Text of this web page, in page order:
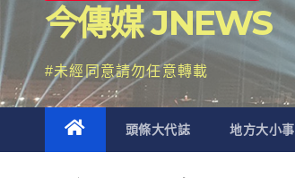
今傳媒 JNEWS
#未經同意請勿任意轉載
頭條大代誌 地方大小事